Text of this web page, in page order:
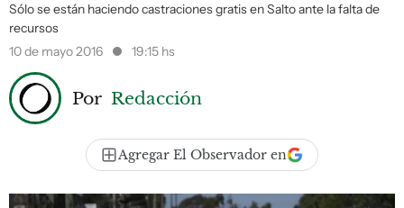
Sólo se están haciendo castraciones gratis en Salto ante la falta de
recursos
10 de mayo 2016
19:15 hs
Por Redacción
Agregar El Observador en